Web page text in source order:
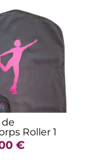
de
Roller 1
€